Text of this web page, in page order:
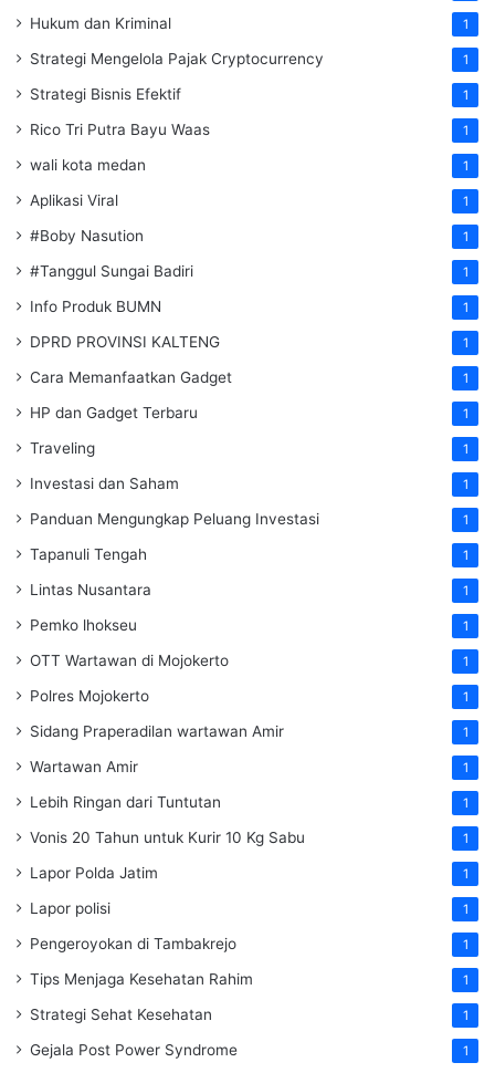
Hukum dan Kriminal 1
Strategi Mengelola Pajak Cryptocurrency 1
Strategi Bisnis Efektif 1
Rico Tri Putra Bayu Waas 1
wali kota medan 1
Aplikasi Viral 1
#Boby Nasution 1
#Tanggul Sungai Badiri 1
Info Produk BUMN 1
DPRD PROVINSI KALTENG 1
Cara Memanfaatkan Gadget 1
HP dan Gadget Terbaru 1
Traveling 1
Investasi dan Saham 1
Panduan Mengungkap Peluang Investasi 1
Tapanuli Tengah 1
Lintas Nusantara 1
Pemko lhokseu 1
OTT Wartawan di Mojokerto 1
Polres Mojokerto 1
Sidang Praperadilan wartawan Amir 1
Wartawan Amir 1
Lebih Ringan dari Tuntutan 1
Vonis 20 Tahun untuk Kurir 10 Kg Sabu 1
Lapor Polda Jatim 1
Lapor polisi 1
Pengeroyokan di Tambakrejo 1
Tips Menjaga Kesehatan Rahim 1
Strategi Sehat Kesehatan 1
Gejala Post Power Syndrome 1